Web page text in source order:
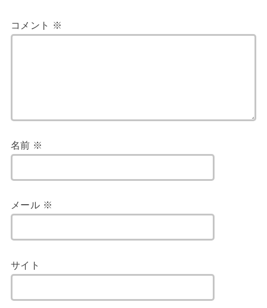
コメント ※
名前 ※
メール ※
サイト